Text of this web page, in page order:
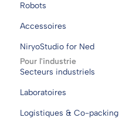
Robots
Accessoires
NiryoStudio for Ned
Pour l'industrie
Secteurs industriels
Laboratoires
Logistiques & Co-packing